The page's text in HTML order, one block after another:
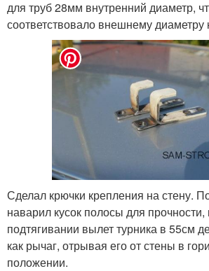
для труб 28мм внутренний диаметр,
соответствовало внешнему диаметру
Сделал крючки крепления на стену.
наварил кусок полосы для прочности,
подтягивании вылет турника в 55см
как рычаг, отрывая его от стены в
положении.